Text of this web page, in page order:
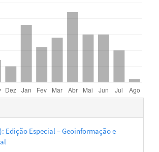
Edição Especial – Geoinformação e